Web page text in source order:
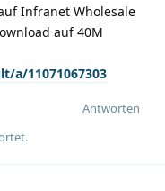
Infranet Wholesale
auf 40M
a/11071067303
Antworten